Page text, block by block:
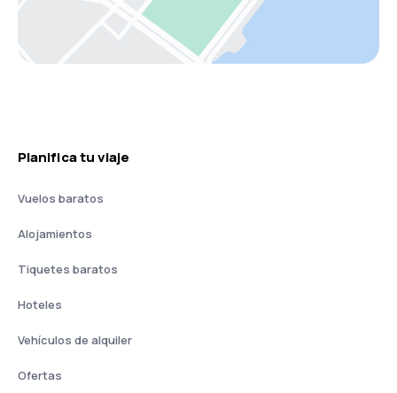
Planifica tu viaje
Vuelos baratos
Alojamientos
Tiquetes baratos
Hoteles
Vehículos de alquiler
Ofertas